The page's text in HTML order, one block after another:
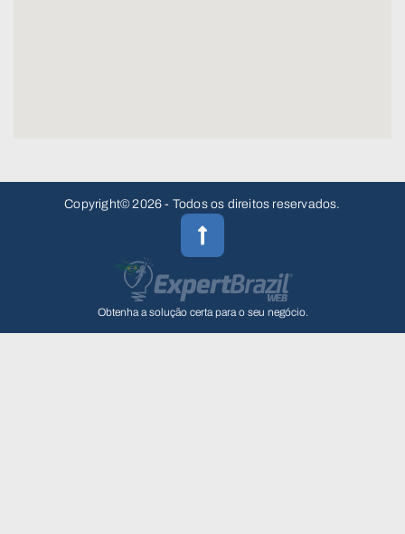
Copyright© 2026 - Todos os direitos reservados.
Obtenha a solução certa para o seu negócio.